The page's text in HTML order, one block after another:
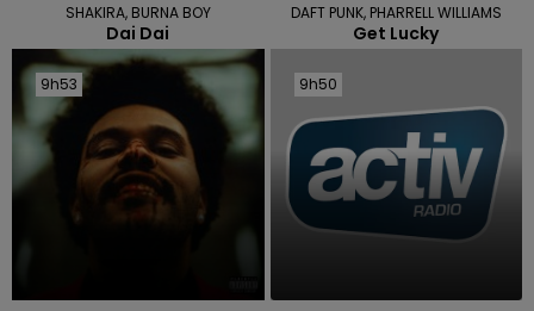
SHAKIRA, BURNA BOY
Dai Dai
DAFT PUNK, PHARRELL WILLIAMS
Get Lucky
9h53
9h53 9h50
9h50